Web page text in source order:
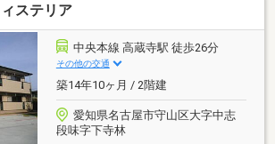
ステリア
中央本線 高蔵寺駅 徒歩26分
その他の交通
築14年10ヶ月 / 2階建
愛知県名古屋市守山区大字中志
段味字下寺林